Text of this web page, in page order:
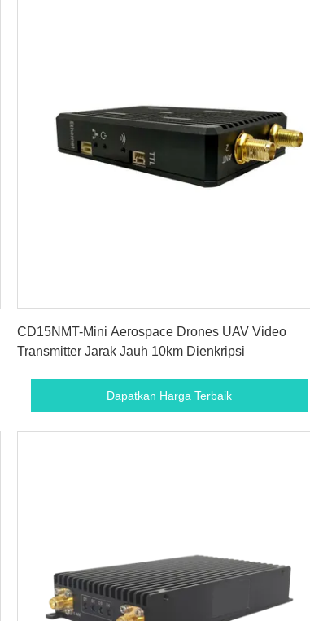
CD15NMT-Mini Aerospace Drones UAV Video
Transmitter Jarak Jauh 10km Dienkripsi
Dapatkan Harga Terbaik